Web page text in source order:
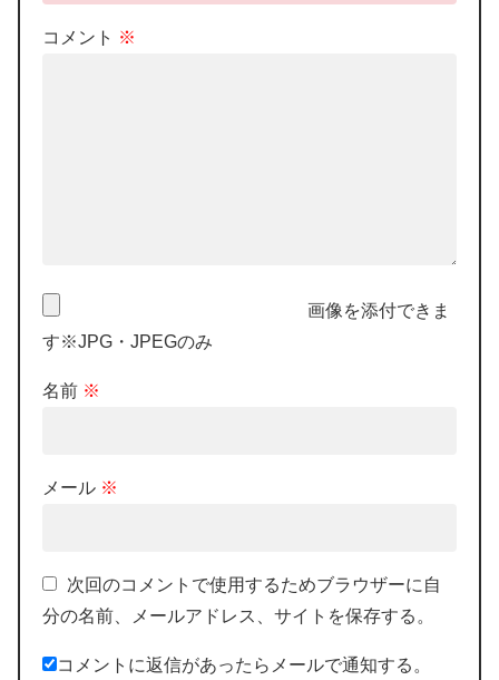
コメント ※
画像を添付できま
す※JPG・JPEGのみ
名前 ※
メール ※
次回のコメントで使用するためブラウザーに自
分の名前、メールアドレス、サイトを保存する。
コメントに返信があったらメールで通知する。